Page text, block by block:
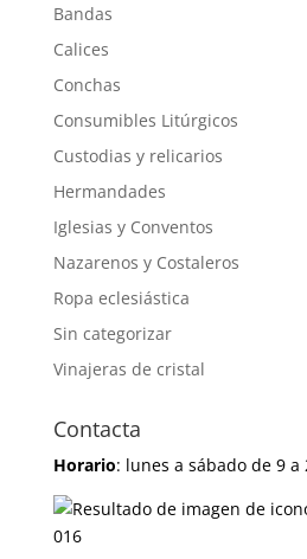
Bandas
Calices
Conchas
Consumibles Litúrgicos
Custodias y relicarios
Hermandades
Iglesias y Conventos
Nazarenos y Costaleros
Ropa eclesiástica
Sin categorizar
Vinajeras de cristal
Contacta
Horario: lunes a sábado de 9 a
016